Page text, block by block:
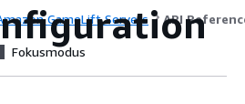
GameLift Servers API
Fokusmodus